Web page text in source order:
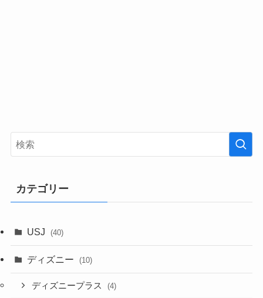
カテゴリー
USJ (40)
ディズニー (10)
ディズニープラス (4)